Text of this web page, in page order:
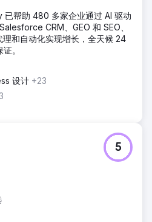
功能、定制内容营销、有针对性
PPC 策略整合在一起。通过优
面，我们旨在创建一个有凝聚力
可以吸引更多流量，还可以将这
高整体投资回报率。
亿（%） 有机排名关键词的数
（%） 有机流量价值从 6890 万
（%） 引荐域名从 180 万激增至
已帮助 480 多家企业通过 AI 驱动
CRM、GEO 和 SEO、
和自动化实现增长，全天候 24
。
设计 +23
5